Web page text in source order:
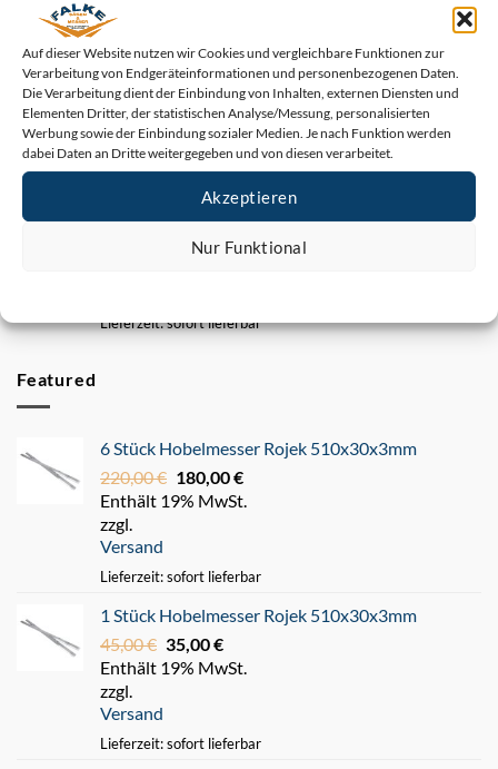
Auf dieser Website nutzen wir Cookies und vergleichbare Funktionen zur
Verarbeitung von Endgeräteinformationen und personenbezogenen Daten.
Die Verarbeitung dient der Einbindung von Inhalten, externen Diensten und
Elementen Dritter, der statistischen Analyse/Messung, personalisierten
Werbung sowie der Einbindung sozialer Medien. Je nach Funktion werden
dabei Daten an Dritte weitergegeben und von diesen verarbeitet.
Akzeptieren
Nur Funktional
(HM & HSS 18%)
3,11
3,11 €
bis
247,93 €
Enthält 19% MwSt.
zzgl.
Versand
Lieferzeit: sofort lieferbar
Centrofix Hobelmesser – Länge ab 60 mm bis 930
mm (HM & HSS 18%)
5,09€–307,08€Preisspanne:
5,09 €
Enthält 19% MwSt.
Lieferzeit: sofort lieferbar
Featured
6 Stück Hobelmesser Rojek 510x30x3mm
220,00€ Ursprünglicher
Preis
180,00€Aktueller
Preis
Enthält 19% MwSt.
zzgl.
Versand
Lieferzeit: sofort lieferbar
1 Stück Hobelmesser Rojek 510x30x3mm
45,00€ Ursprünglicher
Preis
35,00€Aktueller
Preis
Enthält 19% MwSt.
zzgl.
Versand
Lieferzeit: sofort lieferbar